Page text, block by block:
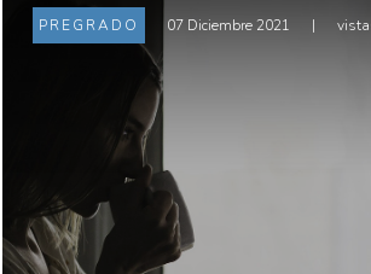
PREGRADO 07 Diciembre 2021 |